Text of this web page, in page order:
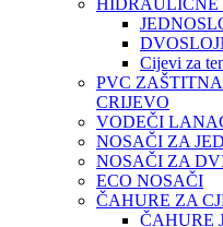
HIDRAULIČNE
Cijevi za
PVC
CRIJEVO
VODEČI
NOSAČI ZA
NOSAČI ZA
ECO NOSAČI
ČAHURE ZA
ČAHURE